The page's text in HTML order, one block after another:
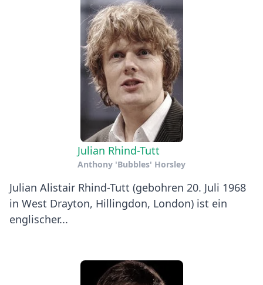
Julian Rhind-Tutt
Anthony 'Bubbles' Horsley
Julian Alistair Rhind-Tutt (gebohren 20. Juli 1968
in West Drayton, Hillingdon, London) ist ein
englischer...